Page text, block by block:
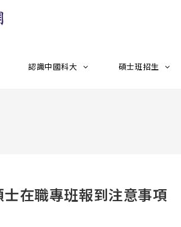
認識中國科大 碩士班招生
在職專班報到注意事項